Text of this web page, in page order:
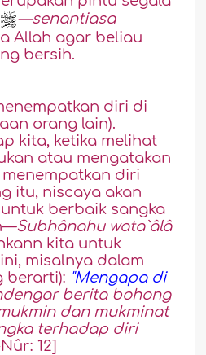
—senantiasa
Allah agar beliau
bersih.
diri di
orang lain).
kita, ketika melihat
atau mengatakan
diri
itu, niscaya akan
berbaik sangka
Subhânahu wata`âlâ
kita untuk
misalnya dalam
berarti): "Mengapa di
berita bohong
dan mukminat
terhadap diri
12]